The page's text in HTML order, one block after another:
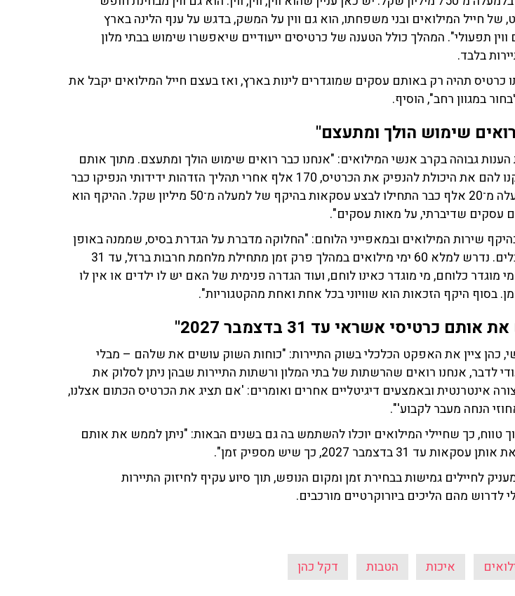
של חייל המילואים ובני משפחתו, הוא גם ווין על המשק, בדגש על ענף הלינה בארץ
ווין תפעולי". המהלך כולל הטענה של כרטיסים ייעודיים שיאפשרו שימוש בבתי מלון
בלבד.
כרטיס תהיה רק באותם עסקים שמוגדרים לינות בארץ, ואז בעצם חייל המילואים יקבל את
במגוון רחב", הוסיף.
שימוש הולך ומתעצם"
גבוהה בקרב אנשי המילואים: "אנחנו כבר רואים שימוש הולך ומתעצם. מתוך אותם
270 אלף שהנפקנו להם את היכולת להנפיק את הכרטיס, 170 אלף אחרי תהליך הזדהות ידידותי הנפיקו כבר
את הכרטיס, ולמעלה מ־20 אלף כבר התחילו לבצע עסקאות בהיקף של למעלה מ־50 מיליון שקל. ההיקף הוא
עסקים שדיברתי, על מאות עסקים".
שירות המילואים ובמאפייני הלוחם: "החלוקה מדברת על הגדרת בסיס, שממנה באופן
שוויוני כולם מקבלים. נדרש למלא 60 ימי מילואים במהלך פרק זמן מתחילת מלחמת חרבות ברזל, עד 31
2024... מי מוגדר כלוחם, מי מוגדר כאינו לוחם, ועוד הגדרה פנימית של האם יש לו ילדים או אין לו
בסוף היקף הזכאות הוא שוויוני בכל אחת ואחת מהקטגוריות".
כרטיסי אשראי עד 31 בדצמבר 2027"
כהן ציין את האפקט הכלכלי בשוק התיירות: "כוחות השוק עושים את שלהם – מבלי
לדבר, אנחנו רואים שהרשתות של בתי המלון ורשתות התיירות שבהן ניתן לסלוק את
אינטרנטית ובאמצעים דיגיטליים אחרים ואומרים: 'אם תציג את הכרטיס הכתום אצלנו,
הנחה מעבר לקבוע'".
טווח, כך שחיילי המילואים יוכלו להשתמש בה גם בשנים הבאות: "ניתן לממש את אותם
31 בדצמבר 2027, כך שיש מספיק זמן".
לחיילים גמישות בבחירת זמן ומקום הנופש, תוך סיוע עקיף לחיזוק התיירות
לדרוש מהם הליכים ביורוקרטיים מורכבים.
איכות הטבות דקל כהן